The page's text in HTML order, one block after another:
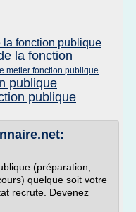
la fonction publique
la fonction
metier fonction publique
publique
publique
(préparation,
quelque soit votre
recrute. Devenez